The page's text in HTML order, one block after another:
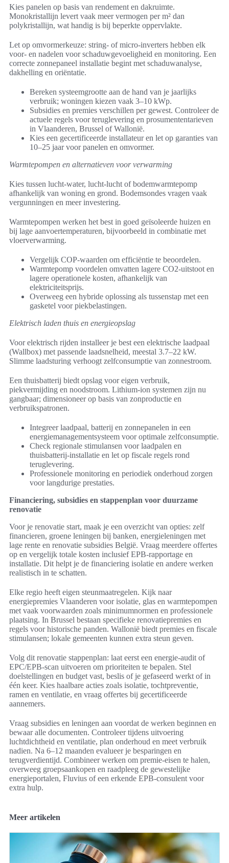
Kies panelen op basis van rendement en dakruimte.
Monokristallijn levert vaak meer vermogen per m² dan
polykristallijn, wat handig is bij beperkte oppervlakte.
Let op omvormerkeuze: string- of micro-inverters hebben elk
voor- en nadelen voor schaduwgevoeligheid en monitoring. Een
correcte zonnepaneel installatie begint met schaduwanalyse,
dakhelling en oriëntatie.
Bereken systeemgrootte aan de hand van je jaarlijks
verbruik; woningen kiezen vaak 3–10 kWp.
Subsidies en premies verschillen per gewest. Controleer de
actuele regels voor teruglevering en prosumententarieven
in Vlaanderen, Brussel of Wallonië.
Kies een gecertificeerde installateur en let op garanties van
10–25 jaar voor panelen en omvormer.
Warmtepompen en alternatieven voor verwarming
Kies tussen lucht-water, lucht-lucht of bodemwarmtepomp
afhankelijk van woning en grond. Bodemsondes vragen vaak
vergunningen en meer investering.
Warmtepompen werken het best in goed geïsoleerde huizen en
bij lage aanvoertemperaturen, bijvoorbeeld in combinatie met
vloerverwarming.
Vergelijk COP-waarden om efficiëntie te beoordelen.
Warmtepomp voordelen omvatten lagere CO2-uitstoot en
lagere operationele kosten, afhankelijk van
elektriciteitsprijs.
Overweeg een hybride oplossing als tussenstap met een
gasketel voor piekbelastingen.
Elektrisch laden thuis en energieopslag
Voor elektrisch rijden installeer je best een elektrische laadpaal
(Wallbox) met passende laadsnelheid, meestal 3.7–22 kW.
Slimme laadsturing verhoogt zelfconsumptie van zonnestroom.
Een thuisbatterij biedt opslag voor eigen verbruik,
piekvermijding en noodstroom. Lithium-ion systemen zijn nu
gangbaar; dimensioneer op basis van zonproductie en
verbruikspatronen.
Integreer laadpaal, batterij en zonnepanelen in een
energiemanagementsysteem voor optimale zelfconsumptie.
Check regionale stimulansen voor laadpalen en
thuisbatterij-installatie en let op fiscale regels rond
teruglevering.
Professionele monitoring en periodiek onderhoud zorgen
voor langdurige prestaties.
Financiering, subsidies en stappenplan voor duurzame
renovatie
Voor je renovatie start, maak je een overzicht van opties: zelf
financieren, groene leningen bij banken, energieleningen met
lage rente en renovatie subsidies België. Vraag meerdere offertes
op en vergelijk totale kosten inclusief EPB-rapportage en
installatie. Dit helpt je de financiering isolatie en andere werken
realistisch in te schatten.
Elke regio heeft eigen steunmaatregelen. Kijk naar
energiepremies Vlaanderen voor isolatie, glas en warmtepompen
met vaak voorwaarden zoals minimumnormen en professionele
plaatsing. In Brussel bestaan specifieke renovatiepremies en
regels voor historische panden. Wallonië biedt premies en fiscale
stimulansen; lokale gemeenten kunnen extra steun geven.
Volg dit renovatie stappenplan: laat eerst een energie-audit of
EPC/EPB-scan uitvoeren om prioriteiten te bepalen. Stel
doelstellingen en budget vast, beslis of je gefaseerd werkt of in
één keer. Kies haalbare acties zoals isolatie, tochtpreventie,
ramen en ventilatie, en vraag offertes bij gecertificeerde
aannemers.
Vraag subsidies en leningen aan voordat de werken beginnen en
bewaar alle documenten. Controleer tijdens uitvoering
luchtdichtheid en ventilatie, plan onderhoud en meet verbruik
nadien. Na 6–12 maanden evalueer je besparingen en
terugverdientijd. Combineer werken om premie-eisen te halen,
overweeg groepsaankopen en raadpleeg de gewestelijke
energieportalen, Fluvius of een erkende EPB-consulent voor
extra hulp.
Meer artikelen